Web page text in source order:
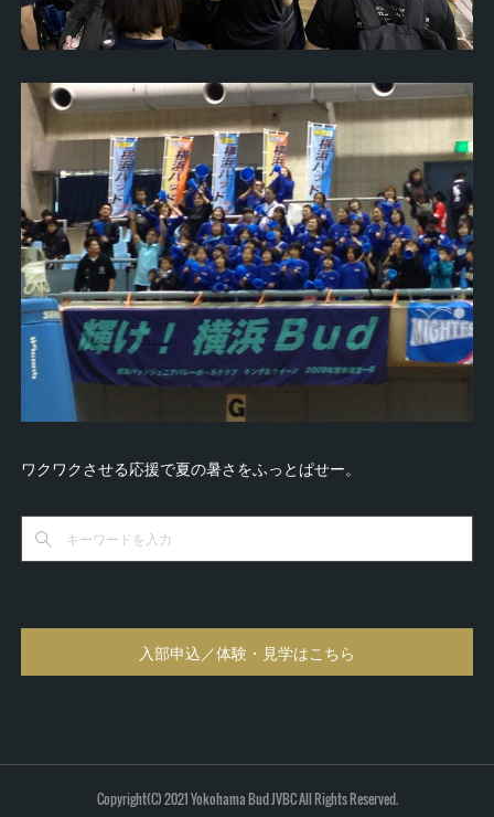
ワクワクさせる応援で夏の暑さをふっとぱせー。
入部申込／体験・見学はこちら
Copyright(C) 2021 Yokohama Bud JVBC All Rights Reserved.